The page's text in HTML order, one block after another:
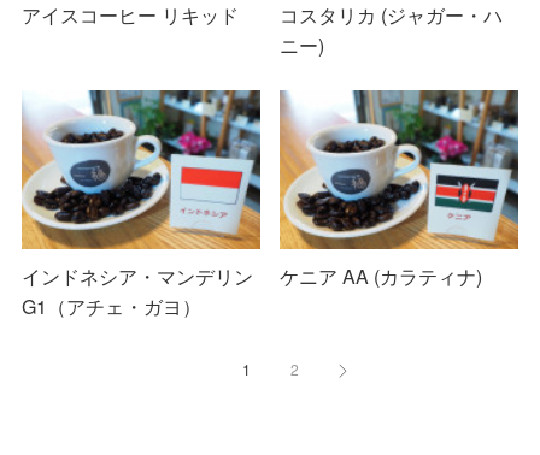
アイスコーヒー リキッド
コスタリカ (ジャガー・ハ
ニー)
インドネシア・マンデリン
G1（アチェ・ガヨ）
ケニア AA (カラティナ)
1 2